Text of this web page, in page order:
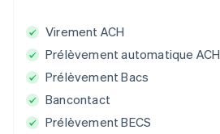
Virement ACH
Prélèvement automatique ACH
Prélèvement Bacs
Bancontact
Prélèvement BECS